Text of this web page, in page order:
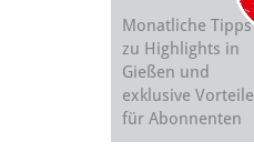
Monatliche Tipps
zu Highlights in
Gießen und
exklusive Vorteile
für Abonnenten